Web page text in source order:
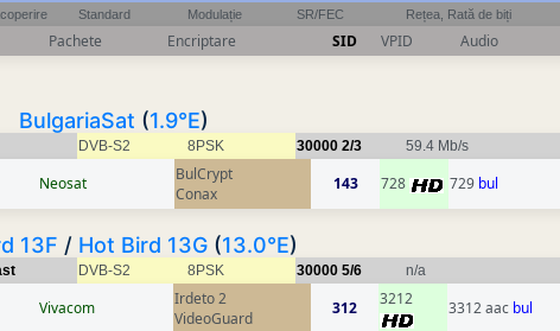
Standard Modulație SR/FEC Rețea, Rată de biți
Pachete Encriptare SID VPID Audio
BulgariaSat (1.9°E)
DVB-S2 8PSK 30000 2/3 59.4 Mb/s
Neosat
BulCrypt
Conax
143 728 729 bul
13F / Hot Bird 13G(13.0°E)
DVB-S2 8PSK 30000 5/6 n/a
Vivacom
Irdeto 2
VideoGuard
312 3212 3312 aac bul